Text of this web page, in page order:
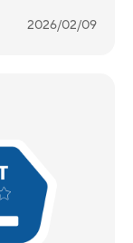
2026/02/09